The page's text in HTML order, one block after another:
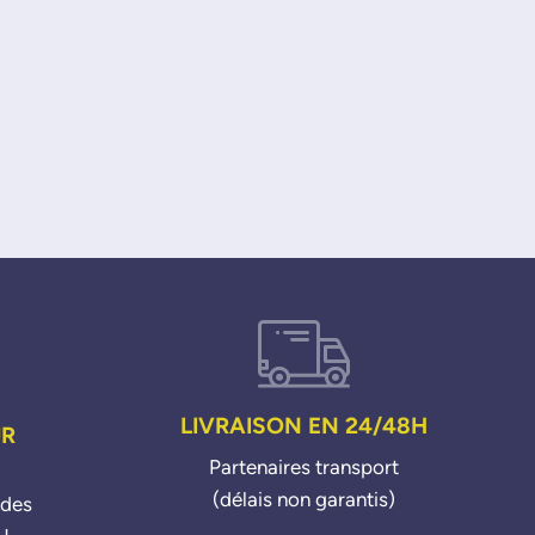
LIVRAISON EN 24/48H
Partenaires transport
(délais non garantis)